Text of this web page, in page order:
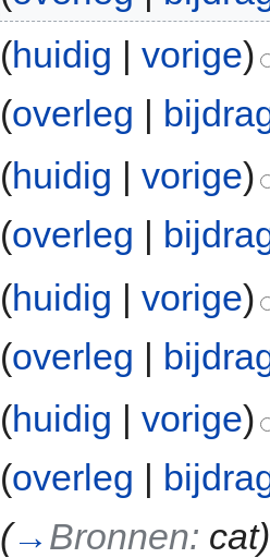
(huidig |vorige)
(overleg |
(huidig |vorige)
(overleg |
(huidig |vorige)
(overleg |
(huidig |vorige)
(overleg |
(→ Bronnen: cat)